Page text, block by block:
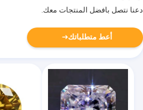
دعنا نتصل بأفضل المنتجات معك.
أعط متطلباتك